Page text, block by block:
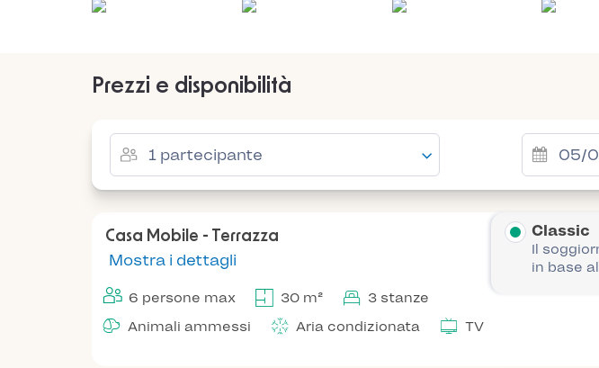
Prezzi e disponibilità
Casa Mobile - Terrazza
Mostra i dettagli
6 persone max 30 m²
3 stanze
Animali ammessi
Aria condizionata TV
Classic
Il
in base